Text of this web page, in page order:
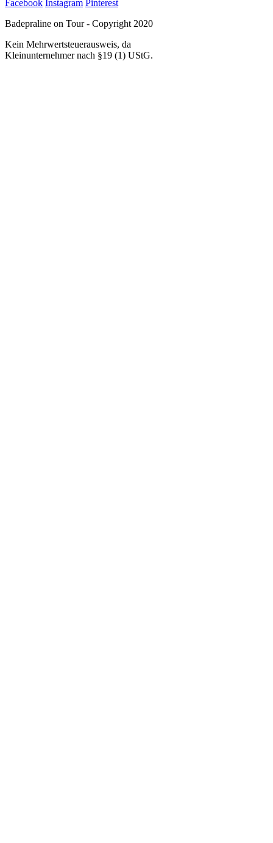
Facebook Instagram Pinterest
Badepraline on Tour - Copyright 2020
Kein Mehrwertsteuerausweis, da
Kleinunternehmer nach §19 (1) UStG.